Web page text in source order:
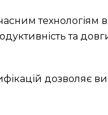
та
дозволяє